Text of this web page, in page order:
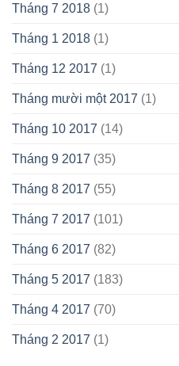
Tháng 7 2018 (1)
Tháng 1 2018 (1)
Tháng 12 2017 (1)
Tháng mười một 2017 (1)
Tháng 10 2017 (14)
Tháng 9 2017 (35)
Tháng 8 2017 (55)
Tháng 7 2017 (101)
Tháng 6 2017 (82)
Tháng 5 2017 (183)
Tháng 4 2017 (70)
Tháng 2 2017 (1)